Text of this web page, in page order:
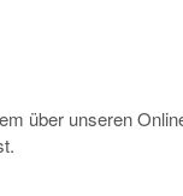
über unseren